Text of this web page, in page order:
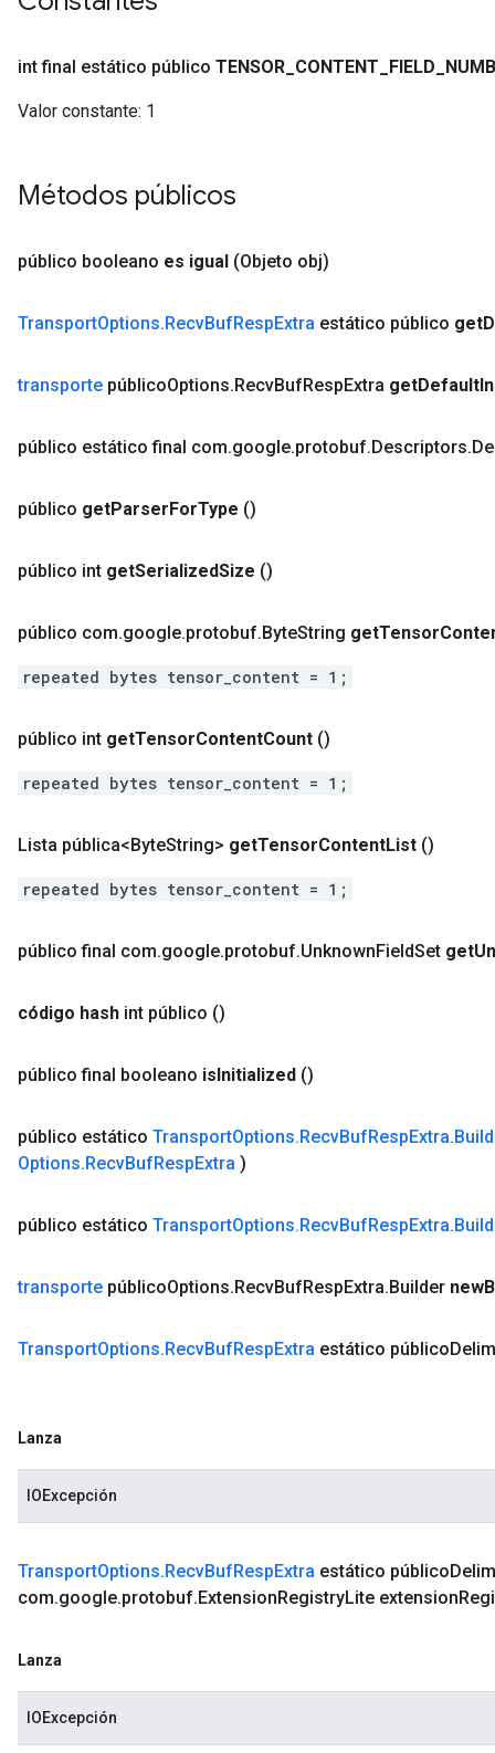
int final estático público TENSOR CONTENT FIELD
Valor constante: 1
Métodos públicos
público booleano es igual (Objeto obj)
TransportOptions.RecvBufRespExtra estático público get
transporte públicoOptions.RecvBufRespExtra getDefault
público estático final com.google.protobuf.Descriptors.
público getParserForType ()
público int getSerializedSize ()
público com.google.protobuf.ByteString getTensor
repeated bytes tensor_content = 1;
público int getTensorContentCount ()
repeated bytes tensor_content = 1;
Lista pública<ByteString> getTensorContentList ()
repeated bytes tensor_content = 1;
público final com.google.protobuf.UnknownFieldSet get
código hash int público ()
público final booleano isInitialized ()
público estático TransportOptions.RecvBufRespExtra.
Options.RecvBufRespExtra )
público estático TransportOptions.RecvBufRespExtra.
transporte públicoOptions.RecvBufRespExtra.Builder new
TransportOptions.RecvBufRespExtra estático público
Lanza
IOExcepción
TransportOptions.RecvBufRespExtra estático público
com.google.protobuf.ExtensionRegistryLite extension
Lanza
IOExcepción